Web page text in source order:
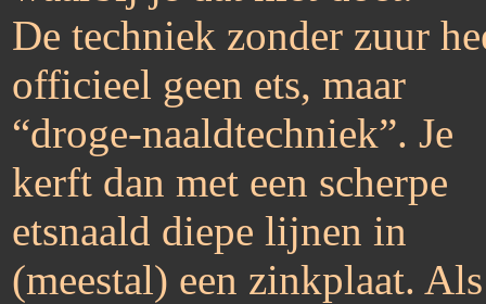
De techniek zonder zuur
officieel geen ets, maar
“droge-naaldtechniek”. Je
kerft dan met een scherpe
etsnaald diepe lijnen in
(meestal) een zinkplaat. Als